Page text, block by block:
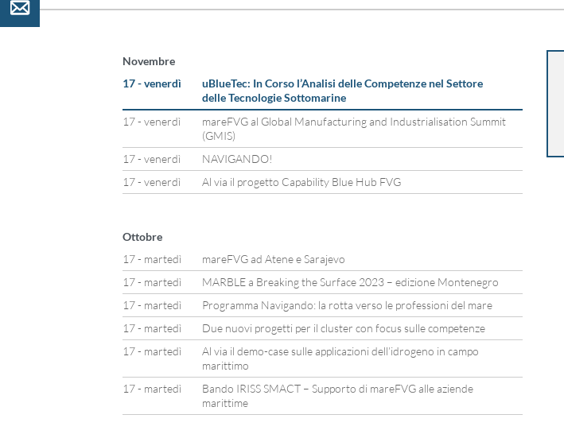
Novembre
17 - venerdì
uBlueTec: In Corso l’Analisi delle Competenze nel Settore
delle Tecnologie Sottomarine
17 - venerdì
mareFVG al Global Manufacturing and Industrialisation Summit
(GMIS)
17 - venerdì
NAVIGANDO!
17 - venerdì
Al via il progetto Capability Blue Hub FVG
Ottobre
17 - martedì
mareFVG ad Atene e Sarajevo
17 - martedì
MARBLE a Breaking the Surface 2023 – edizione Montenegro
17 - martedì
Programma Navigando: la rotta verso le professioni del mare
17 - martedì
Due nuovi progetti per il cluster con focus sulle competenze
17 - martedì
Al via il demo-case sulle applicazioni dell’idrogeno in campo
marittimo
17 - martedì
Bando IRISS SMACT – Supporto di mareFVG alle aziende
marittime